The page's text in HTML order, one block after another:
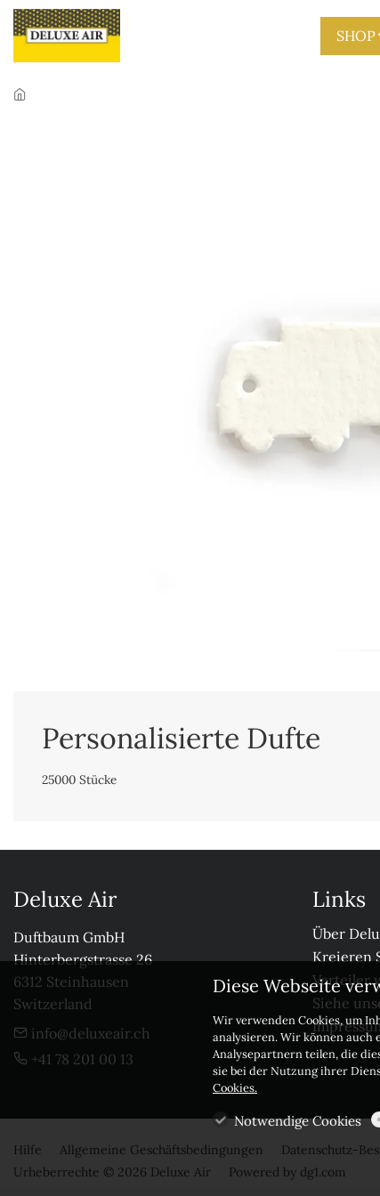
Skip to main content
SHOP
Personalisierte Dufte
25000 Stücke
Deluxe Air
Duftbaum GmbH
Hinterbergstrasse 26
6312 Steinhausen
Switzerland
info@deluxeair.ch
+41 78 201 00 13
Links
Über
Kreieren
Verteiler
Siehe
Hilfe Allgemeine Geschäftsbedingungen Datenschutz-
Urheberrechte © 2026 Deluxe Air
Powered by dg1.com
Diese Webseite
Wir verwenden Cookies, um
analysieren. Wir können auch
Analysepartnern teilen, die
sie bei der Nutzung ihrer
Cookies.
Notwendige Cookies